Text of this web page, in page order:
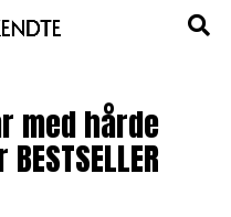
med hårde